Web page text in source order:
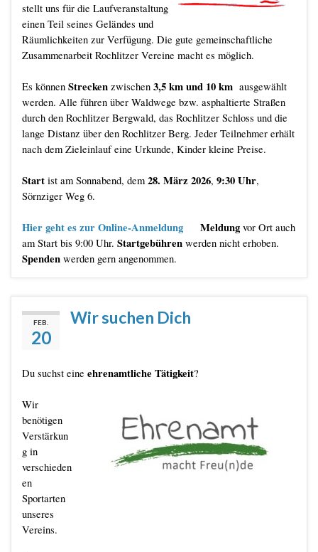
stellt uns für die Laufveranstaltung
einen Teil seines Geländes und
Räumlichkeiten zur Verfügung. Die gute gemeinschaftliche
Zusammenarbeit Rochlitzer Vereine macht es möglich.
Es können Strecken zwischen 3,5 km und 10 km ausgewählt
werden. Alle führen über Waldwege bzw. asphaltierte Straßen
durch den Rochlitzer Bergwald, das Rochlitzer Schloss und die
lange Distanz über den Rochlitzer Berg. Jeder Teilnehmer erhält
nach dem Zieleinlauf eine Urkunde, Kinder kleine Preise.
Start ist am Sonnabend, dem 28. März 2026, 9:30 Uhr,
Sörnziger Weg 6.
Hier geht es zur Online-Anmeldung Meldung vor Ort auch
am Start bis 9:00 Uhr. Startgebühren werden nicht erhoben.
Spenden werden gern angenommen.
FEB.
20
Wir suchen Dich
Du suchst eine ehrenamtliche Tätigkeit?
Wir
benötigen
Verstärkun
g in
verschieden
en
Sportarten
unseres
Vereins.